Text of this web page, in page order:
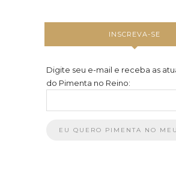
INSCREVA-SE
Digite seu e-mail e receba as
do Pimenta no Reino: